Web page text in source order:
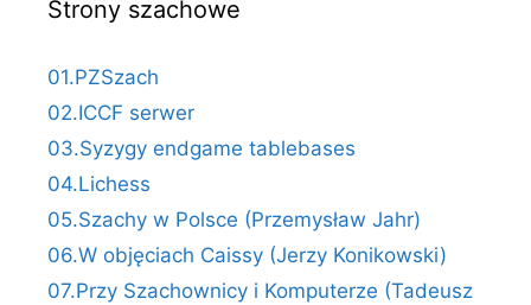
Strony szachowe
01.PZSzach
02.ICCF serwer
03.Syzygy endgame tablebases
04.Lichess
05.Szachy w Polsce (Przemysław Jahr)
06.W objęciach Caissy (Jerzy Konikowski)
07.Przy Szachownicy i Komputerze (Tadeusz